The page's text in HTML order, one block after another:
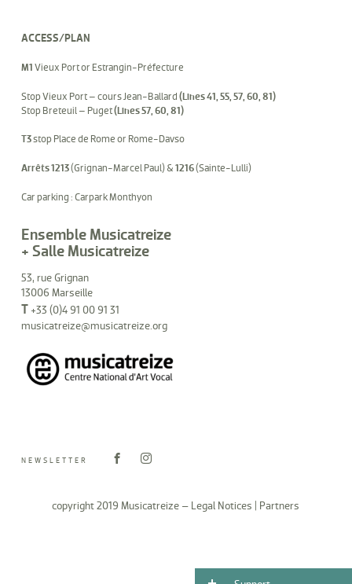
ACCESS/PLAN
M1 Vieux Port or Estrangin-Préfecture
Stop Vieux Port – cours Jean-Ballard (Lines 41, 55, 57, 60, 81)
Stop Breteuil – Puget(Lines 57, 60, 81)
T3stop Place de Rome or Rome-Davso
Arrêts 1213(Grignan-Marcel Paul) & 1216(Sainte-Lulli)
Car parking : Carpark Monthyon
Ensemble Musicatreize
+ Salle Musicatreize
53, rue Grignan
13006 Marseille
T+33 (0)4 91 00 91 31
musicatreize@musicatreize.org
NEWSLETTER
copyright 2019 Musicatreize – Legal Notices Partners